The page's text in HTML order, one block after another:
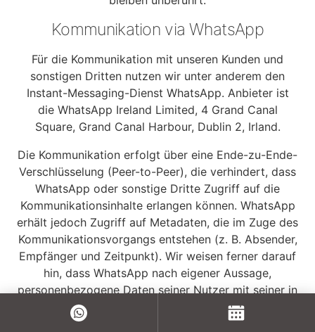
Kommunikation via WhatsApp
Für die Kommunikation mit unseren Kunden und
sonstigen Dritten nutzen wir unter anderem den
Instant-Messaging-Dienst WhatsApp. Anbieter ist
die WhatsApp Ireland Limited, 4 Grand Canal
Square, Grand Canal Harbour, Dublin 2, Irland.
Die Kommunikation erfolgt über eine Ende-zu-Ende-
Verschlüsselung (Peer-to-Peer), die verhindert, dass
WhatsApp oder sonstige Dritte Zugriff auf die
Kommunikationsinhalte erlangen können. WhatsApp
erhält jedoch Zugriff auf Metadaten, die im Zuge des
Kommunikationsvorgangs entstehen (z. B. Absender,
Empfänger und Zeitpunkt). Wir weisen ferner darauf
hin, dass WhatsApp nach eigener Aussage,
personenbezogene Daten seiner Nutzer mit seiner in
den USA ansässigen Konzernmutter Meta teilt.
Weitere Details zur Datenverarbeitung finden Sie in